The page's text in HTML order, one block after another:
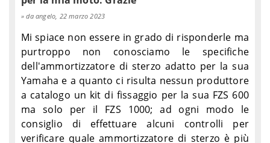
da angelo, 22 marzo 2023
Mi spiace non essere in grado di risponderle ma
purtroppo non conosciamo le specifiche
dell'ammortizzatore di sterzo adatto per la sua
Yamaha e a quanto ci risulta nessun produttore
a catalogo un kit di fissaggio per la sua FZS 600
ma solo per il FZS 1000; ad ogni modo le
consiglio di effettuare alcuni controlli per
verificare quale ammortizzatore di sterzo è più